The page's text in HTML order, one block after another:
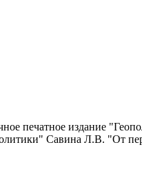
печатное издание
Савина Л.В. "От